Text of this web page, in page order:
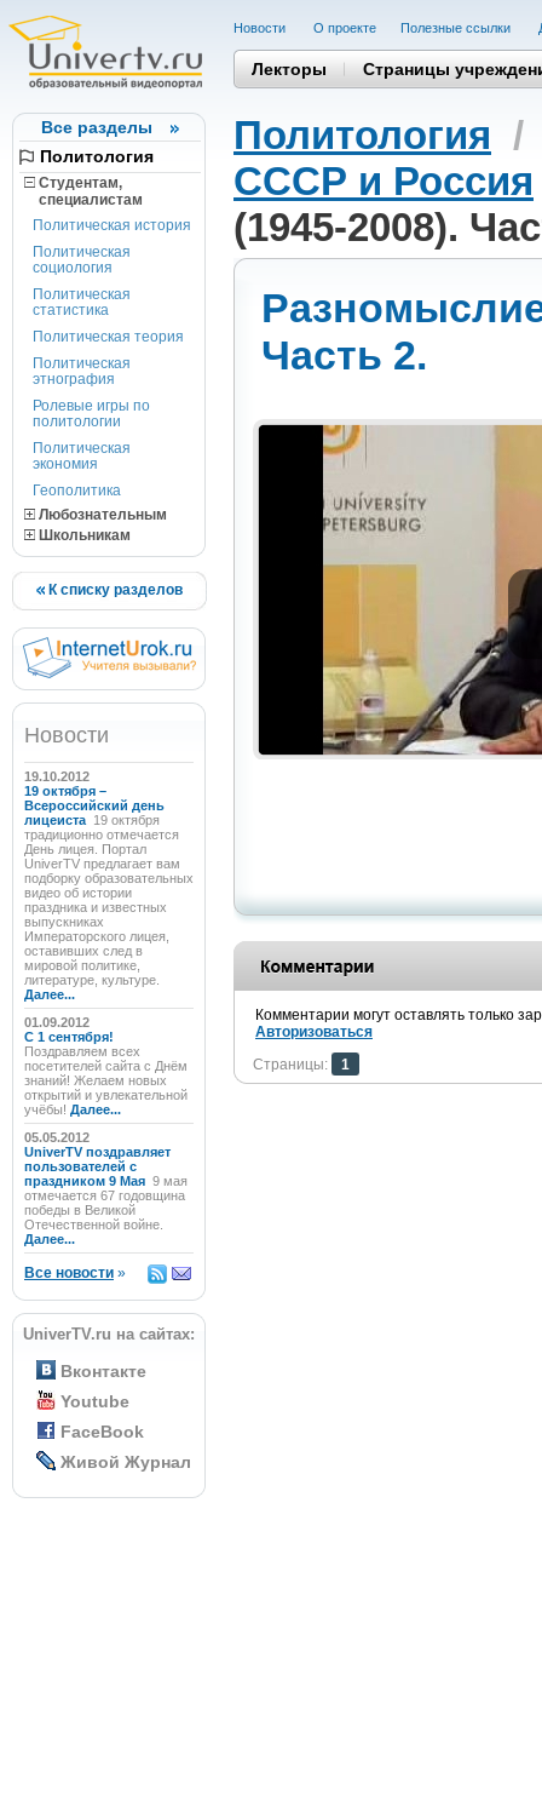
Все разделы
Политология
Студентам,
cпециалистам
Политическая история
Политическая
социология
Политическая
статистика
Политическая теория
Политическая
этнография
Ролевые игры по
политологии
Политическая
экономия
Геополитика
Любознательным
Школьникам
К списку разделов
Новости
19.10.2012
19 октября –
Всероссийский день
лицеиста 19 октября
традиционно отмечается
День лицея. Портал
UniverTV предлагает вам
подборку образовательных
видео об истории
праздника и известных
выпускниках
Императорского лицея,
оставивших след в
мировой политике,
литературе, культуре.
Далее...
01.09.2012
C 1 сентября!
Поздравляем всех
посетителей сайта с Днём
знаний! Желаем новых
открытий и увлекательной
учёбы! Далее...
05.05.2012
UniverTV поздравляет
пользователей с
праздником 9 Мая 9 мая
отмечается 67 годовщина
победы в Великой
Отечественной войне.
Далее...
Все новости »
UniverTV.ru на сайтах:
Вконтакте
Youtube
FaceBook
Живой Журнал
Новости О проекте Полезные cсылки
Лекторы Страницы
Политология
СССР и Россия
(1945-2008).
Часть 2.
Комментарии могут оставлять только
Авторизоваться
Страницы:
1